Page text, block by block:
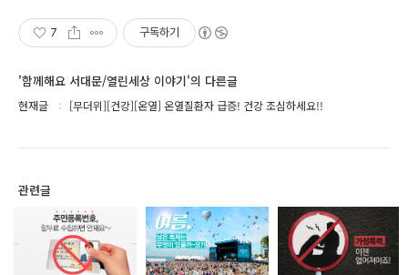
7 구독하기
'함께해요 서대문/열린세상 이야기'의 다른글
현재글 [무더위][건강][온열] 온열질환자 급증! 건강 조심하세요!!
관련글